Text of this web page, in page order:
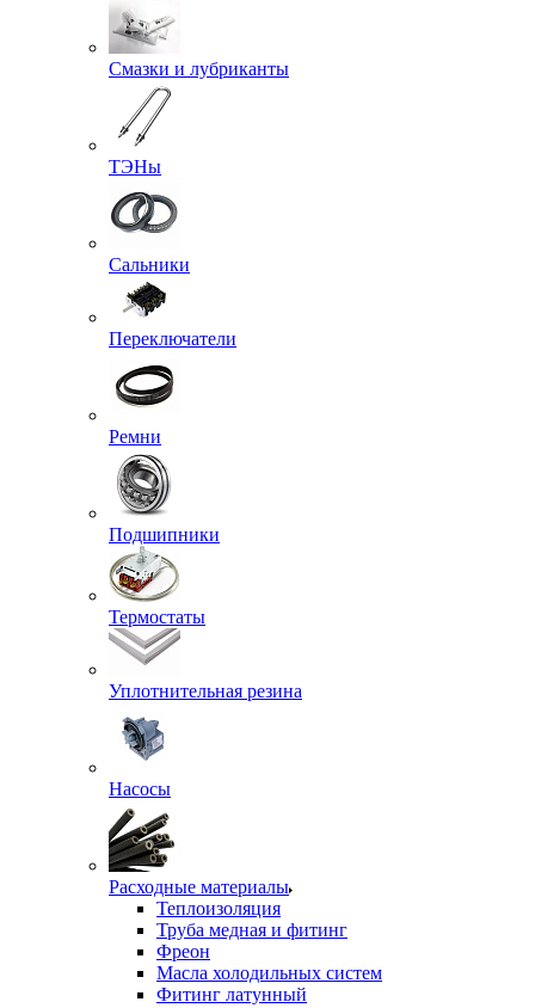
Смазки и лубриканты
ТЭНы
Сальники
Переключатели
Ремни
Подшипники
Термостаты
Уплотнительная резина
Насосы
Расходные материалы
Теплоизоляция
Труба медная и фитинг
Фреон
Масла холодильных систем
Фитинг латунный